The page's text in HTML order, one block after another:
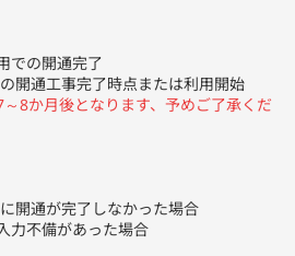
での開通完了
開通工事完了時点または利用開始
8か月後となります、予めご了承くだ
開通が完了しなかった場合
力不備があった場合